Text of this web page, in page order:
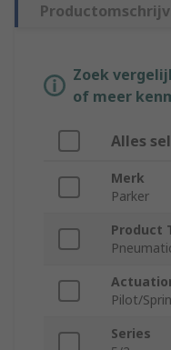
Zoek
of meer
Alles
Merk
Parker
Product
Pilot/
Series